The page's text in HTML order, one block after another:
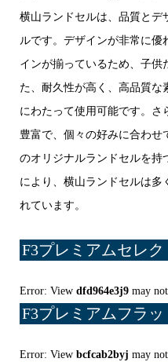
横山ランドセルは、品質とデ
ルです。デザインが非常に
インが揃っているため、子供
た、耐久性が高く、高品質な
にわたって使用可能です。
豊富で、個々の好みに合わせ
のオリジナルランドセルを持
により、横山ランドセルは
れています。
F3プレミアムセレ
Error: View dfd964e3j9may
F3プレミアムフラ
Error: View bcfcab2byj may